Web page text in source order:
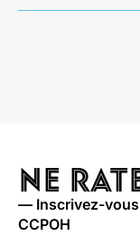
NE
— Inscrivez-vous
CCPOH